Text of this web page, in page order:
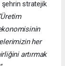
şehrin stratejik
her
artırmak